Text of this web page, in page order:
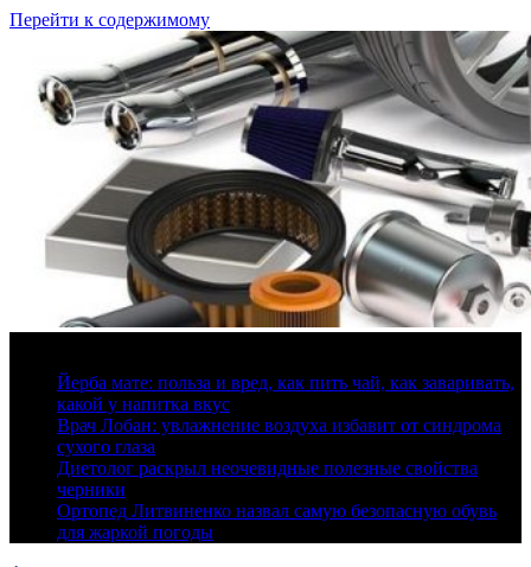
Перейти к содержимому
Йерба мате: польза и вред, как пить чай, как заваривать,
какой у напитка вкус
Врач Лобан: увлажнение воздуха избавит от синдрома
сухого глаза
Диетолог раскрыл неочевидные полезные свойства
черники
Ортопед Литвиненко назвал самую безопасную обувь
для жаркой погоды